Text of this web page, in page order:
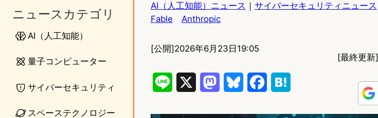
ニュースカテゴリ
AI（人工知能）
量子コンピューター
サイバーセキュリティ
スペーステクノロジー
AI（人工知能）ニュース ｜ サイバーセキュリティニュース
Fable
Anthropic
[公開]2026年6月23日19:05
[最終更新]